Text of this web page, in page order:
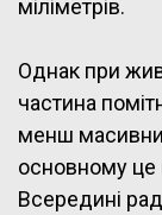
міліметрів.
Однак при
частина
менш
основному це
Всередині